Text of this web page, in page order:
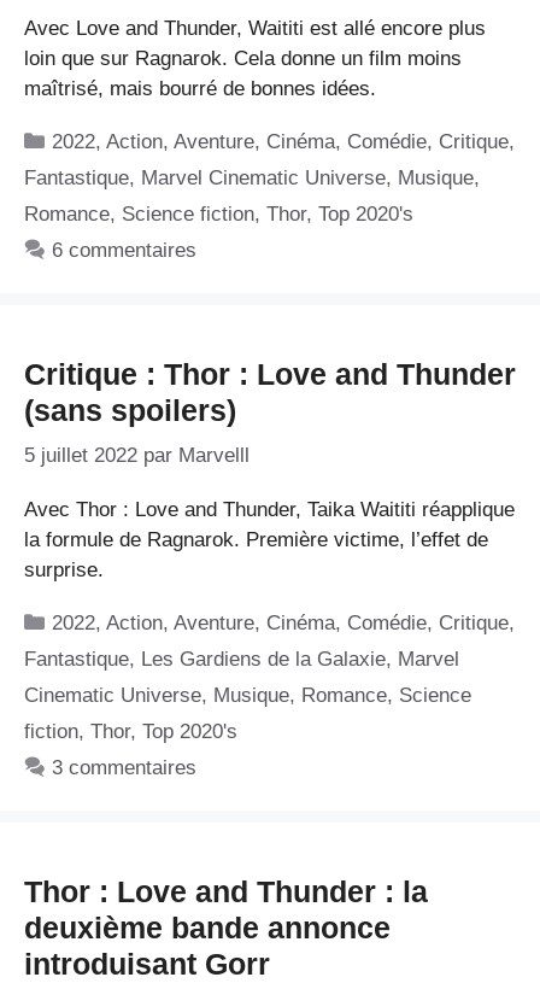
Avec Love and Thunder, Waititi est allé encore plus
loin que sur Ragnarok. Cela donne un film moins
maîtrisé, mais bourré de bonnes idées.
Catégories
2022,Action,Aventure, Cinéma, Comédie, Critique,
Fantastique, Marvel Cinematic Universe, Musique,
Romance, Science fiction, Thor, Top 2020's
6 commentaires
Critique : Thor : Love and Thunder
(sans spoilers)
5 juillet 2022 par Marvelll
Avec Thor : Love and Thunder, Taika Waititi réapplique
la formule de Ragnarok. Première victime, l’effet de
surprise.
Catégories
2022,Action,Aventure, Cinéma, Comédie, Critique,
Fantastique, Les Gardiens de la Galaxie, Marvel
Cinematic Universe, Musique, Romance, Science
fiction, Thor, Top 2020's
3 commentaires
Thor : Love and Thunder : la
deuxième bande annonce
introduisant Gorr